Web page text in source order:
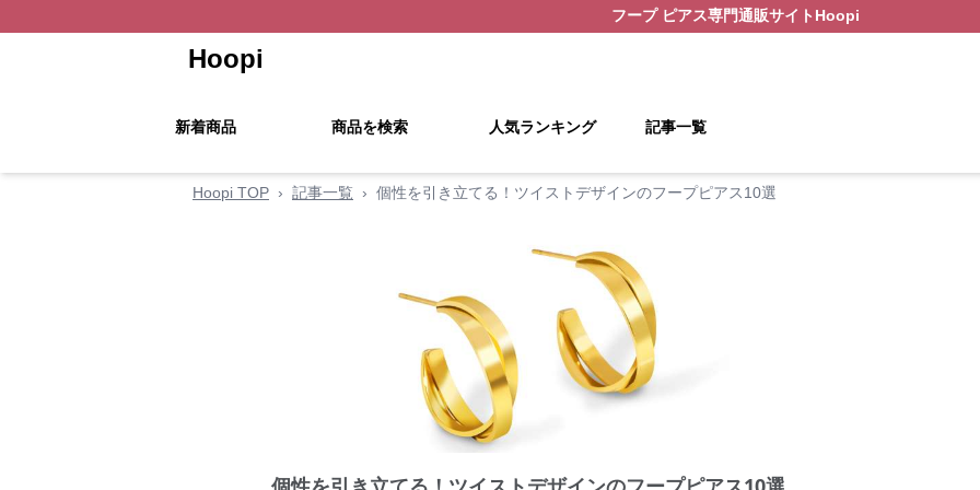
フープ ピアス専門通販サイト Hoopi
Hoopi
新着商品 商品を検索 人気ランキング 記事一覧
Hoopi TOP › 記事一覧 › 個性を引き立てる！ツイストデザインのフープピアス10選